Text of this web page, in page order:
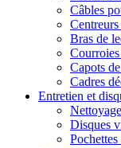
Câbles
Bras de
Capots
Cadres
Entretien et
Disques